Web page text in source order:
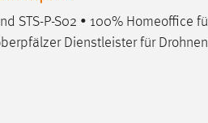
STS-P-S02 • 100% Homeoffice
Dienstleister für